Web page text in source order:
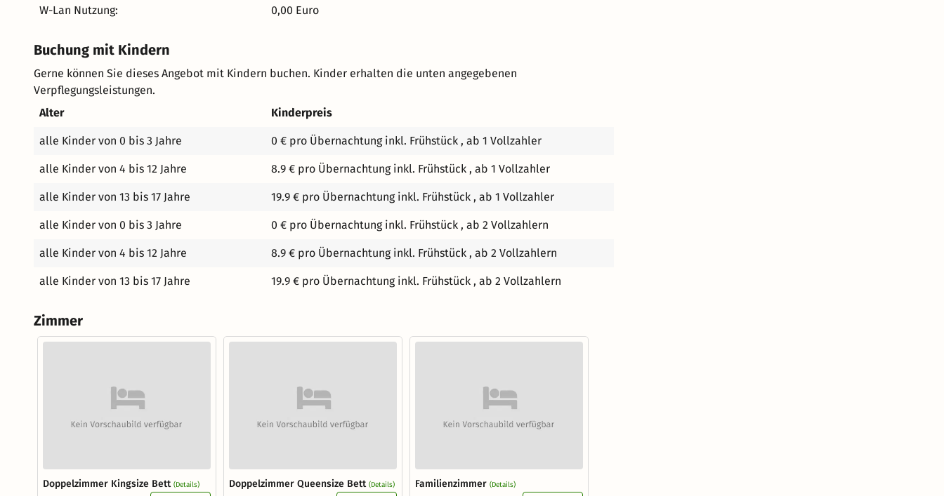
W-Lan Nutzung: 0,00 Euro
Buchung mit Kindern
Gerne können Sie dieses Angebot mit Kindern buchen. Kinder erhalten die unten angegebenen
Verpflegungsleistungen.
Alter
Kinderpreis
alle Kinder von 0 bis 3 Jahre 0 € pro Übernachtung inkl. Frühstück , ab 1 Vollzahler
alle Kinder von 4 bis 12 Jahre 8.9 € pro Übernachtung inkl. Frühstück , ab 1 Vollzahler
alle Kinder von 13 bis 17 Jahre 19.9 € pro Übernachtung inkl. Frühstück , ab 1 Vollzahler
alle Kinder von 0 bis 3 Jahre 0 € pro Übernachtung inkl. Frühstück , ab 2 Vollzahlern
alle Kinder von 4 bis 12 Jahre 8.9 € pro Übernachtung inkl. Frühstück , ab 2 Vollzahlern
alle Kinder von 13 bis 17 Jahre 19.9 € pro Übernachtung inkl. Frühstück , ab 2 Vollzahlern
Zimmer
Doppelzimmer Kingsize Bett (Details) Doppelzimmer Queensize Bett (Details) Familienzimmer (Details)